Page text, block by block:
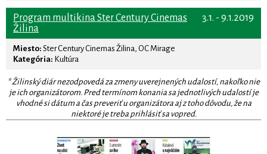
3.1. - 9.1.2019
Program multikina Ster Century Cinemas
Žilina
Miesto: Ster Century Cinemas Žilina, OC Mirage
Kategória: Kultúra
* Žilinský diár nezodpovedá za zmeny uverejnených udalostí, nakoľko nie
je ich organizátorom. Pred termínom konania sa jednotlivých udalostí je
vhodné si dátum a čas preveriť u organizátora aj z toho dôvodu, že na
niektoré je treba prihlásiť sa vopred.